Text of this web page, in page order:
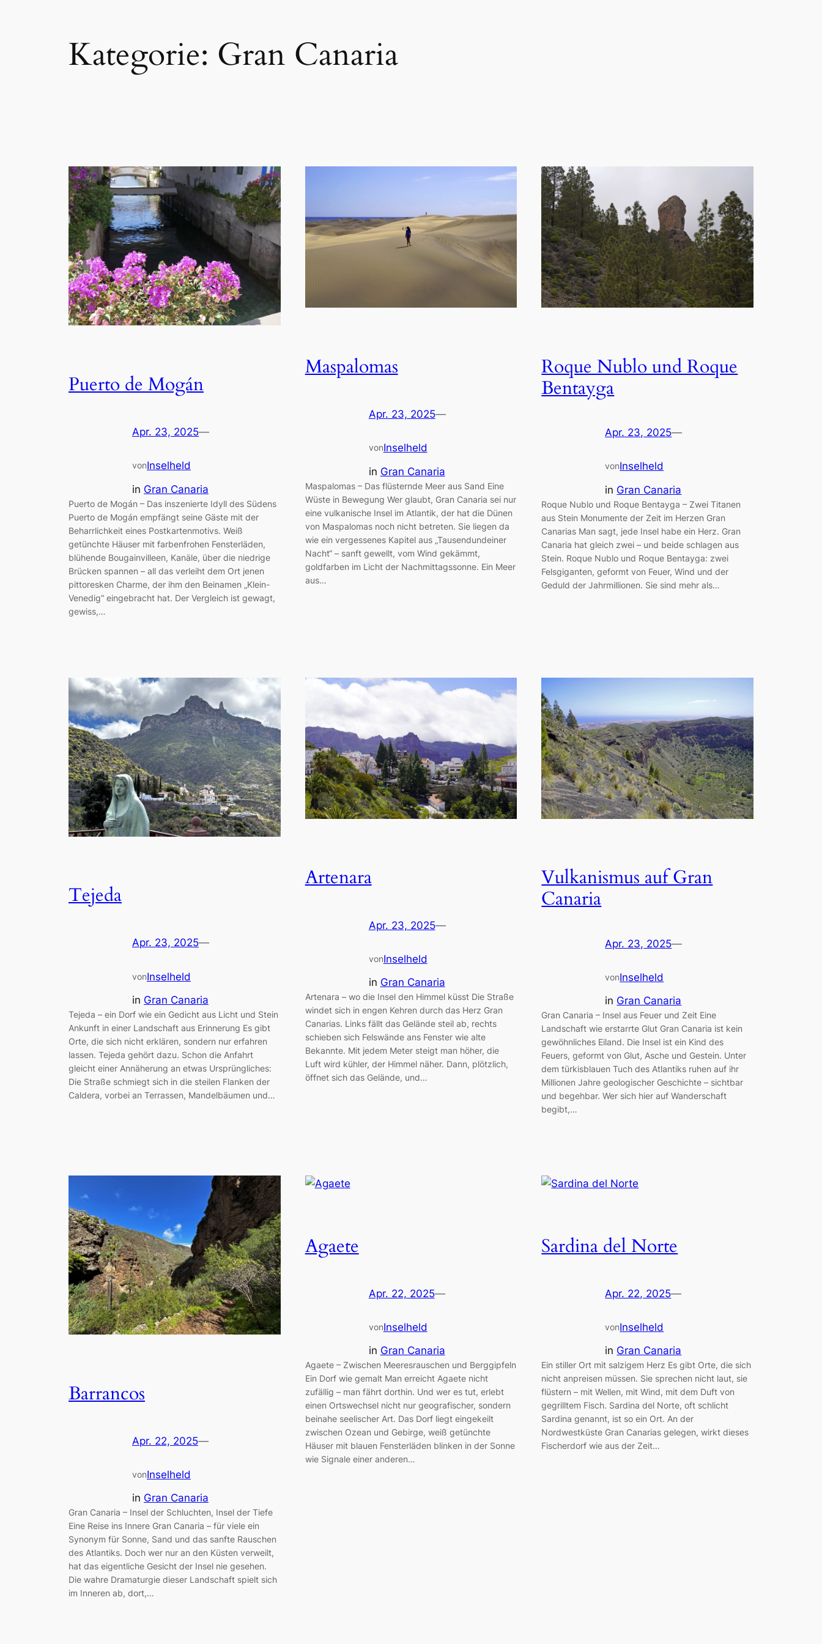
Kategorie: Gran Canaria
Puerto de Mogán
Apr. 23, 2025—
vonInselheld
in Gran Canaria
Puerto de Mogán – Das inszenierte Idyll des Südens
Puerto de Mogán empfängt seine Gäste mit der
Beharrlichkeit eines Postkartenmotivs. Weiß
getünchte Häuser mit farbenfrohen Fensterläden,
blühende Bougainvilleen, Kanäle, über die niedrige
Brücken spannen – all das verleiht dem Ort jenen
pittoresken Charme, der ihm den Beinamen „Klein-
Venedig“ eingebracht hat. Der Vergleich ist gewagt,
gewiss,…
Maspalomas
Apr. 23, 2025—
vonInselheld
in Gran Canaria
Maspalomas – Das flüsternde Meer aus Sand Eine
Wüste in Bewegung Wer glaubt, Gran Canaria sei nur
eine vulkanische Insel im Atlantik, der hat die Dünen
von Maspalomas noch nicht betreten. Sie liegen da
wie ein vergessenes Kapitel aus „Tausendundeiner
Nacht“ – sanft gewellt, vom Wind gekämmt,
goldfarben im Licht der Nachmittagssonne. Ein Meer
aus…
Roque Nublo und Roque
Bentayga
Apr. 23, 2025—
vonInselheld
in Gran Canaria
Roque Nublo und Roque Bentayga – Zwei Titanen
aus Stein Monumente der Zeit im Herzen Gran
Canarias Man sagt, jede Insel habe ein Herz. Gran
Canaria hat gleich zwei – und beide schlagen aus
Stein. Roque Nublo und Roque Bentayga: zwei
Felsgiganten, geformt von Feuer, Wind und der
Geduld der Jahrmillionen. Sie sind mehr als…
Tejeda
Apr. 23, 2025—
vonInselheld
in Gran Canaria
Tejeda – ein Dorf wie ein Gedicht aus Licht und Stein
Ankunft in einer Landschaft aus Erinnerung Es gibt
Orte, die sich nicht erklären, sondern nur erfahren
lassen. Tejeda gehört dazu. Schon die Anfahrt
gleicht einer Annäherung an etwas Ursprüngliches:
Die Straße schmiegt sich in die steilen Flanken der
Caldera, vorbei an Terrassen, Mandelbäumen und…
Artenara
Apr. 23, 2025—
vonInselheld
in Gran Canaria
Artenara – wo die Insel den Himmel küsst Die Straße
windet sich in engen Kehren durch das Herz Gran
Canarias. Links fällt das Gelände steil ab, rechts
schieben sich Felswände ans Fenster wie alte
Bekannte. Mit jedem Meter steigt man höher, die
Luft wird kühler, der Himmel näher. Dann, plötzlich,
öffnet sich das Gelände, und…
Vulkanismus auf Gran
Canaria
Apr. 23, 2025—
vonInselheld
in Gran Canaria
Gran Canaria – Insel aus Feuer und Zeit Eine
Landschaft wie erstarrte Glut Gran Canaria ist kein
gewöhnliches Eiland. Die Insel ist ein Kind des
Feuers, geformt von Glut, Asche und Gestein. Unter
dem türkisblauen Tuch des Atlantiks ruhen auf ihr
Millionen Jahre geologischer Geschichte – sichtbar
und begehbar. Wer sich hier auf Wanderschaft
begibt,…
Barrancos
Apr. 22, 2025—
vonInselheld
in Gran Canaria
Gran Canaria – Insel der Schluchten, Insel der Tiefe
Eine Reise ins Innere Gran Canaria – für viele ein
Synonym für Sonne, Sand und das sanfte Rauschen
des Atlantiks. Doch wer nur an den Küsten verweilt,
hat das eigentliche Gesicht der Insel nie gesehen.
Die wahre Dramaturgie dieser Landschaft spielt sich
im Inneren ab, dort,…
Agaete
Apr. 22, 2025—
vonInselheld
in Gran Canaria
Agaete – Zwischen Meeresrauschen und Berggipfeln
Ein Dorf wie gemalt Man erreicht Agaete nicht
zufällig – man fährt dorthin. Und wer es tut, erlebt
einen Ortswechsel nicht nur geografischer, sondern
beinahe seelischer Art. Das Dorf liegt eingekeilt
zwischen Ozean und Gebirge, weiß getünchte
Häuser mit blauen Fensterläden blinken in der Sonne
wie Signale einer anderen…
Sardina del Norte
Apr. 22, 2025—
vonInselheld
in Gran Canaria
Ein stiller Ort mit salzigem Herz Es gibt Orte, die sich
nicht anpreisen müssen. Sie sprechen nicht laut, sie
flüstern – mit Wellen, mit Wind, mit dem Duft von
gegrilltem Fisch. Sardina del Norte, oft schlicht
Sardina genannt, ist so ein Ort. An der
Nordwestküste Gran Canarias gelegen, wirkt dieses
Fischerdorf wie aus der Zeit…